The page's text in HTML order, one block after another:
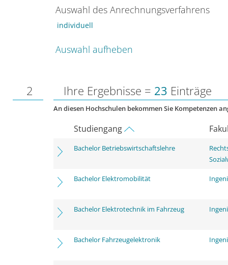
Auswahl des Anrechnungsverfahrens
individuell
Auswahl aufheben
2 Ihre Ergebnisse = 23 Einträge
An diesen Hochschulen bekommen Sie Kompetenzen
Studiengang
Bachelor Betriebswirtschaftslehre
Bachelor Elektromobilität
Bachelor Elektrotechnik im Fahrzeug
Bachelor Fahrzeugelektronik